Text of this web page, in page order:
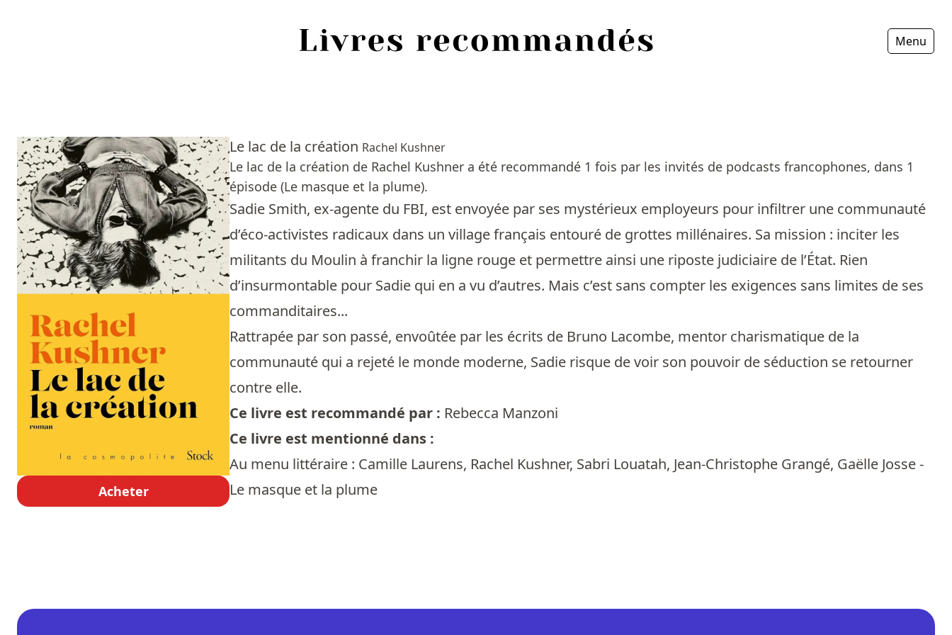
Menu
Acheter
Le lac de la création Rachel Kushner
Le lac de la création de Rachel Kushner a été recommandé 1 fois par les invités de podcasts francophones, dans 1
épisode (Le masque et la plume).
Sadie Smith, ex-agente du FBI, est envoyée par ses mystérieux employeurs pour infiltrer une communauté
d’éco-activistes radicaux dans un village français entouré de grottes millénaires. Sa mission : inciter les
militants du Moulin à franchir la ligne rouge et permettre ainsi une riposte judiciaire de l’État. Rien
d’insurmontable pour Sadie qui en a vu d’autres. Mais c’est sans compter les exigences sans limites de ses
commanditaires...
Rattrapée par son passé, envoûtée par les écrits de Bruno Lacombe, mentor charismatique de la
communauté qui a rejeté le monde moderne, Sadie risque de voir son pouvoir de séduction se retourner
contre elle.
Ce livre est recommandé par : Rebecca Manzoni
Ce livre est mentionné dans :
Au menu littéraire : Camille Laurens, Rachel Kushner, Sabri Louatah, Jean-Christophe Grangé, Gaëlle Josse -
Le masque et la plume
Sources
Personnes
Livres
Livres les plus recommandés
Prix littéraires